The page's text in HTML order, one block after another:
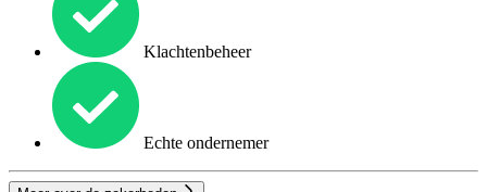
Klachtenbeheer
Echte ondernemer